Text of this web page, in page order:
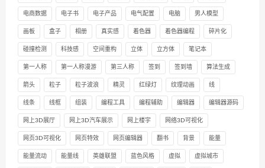
电商数据 电子书 电子产品 电气配置 电脑 男人模型
画板 盒子 相册 真实感 着色器 着色器编程 碎片化
碰撞检测 科技感 空间重构 立体 立方体 笔记本
第一人称 第一人称漫游 第三人称 签到 签到墙 算法生成
箭头 粒子 粒子波浪 精灵 红绿灯 纹理动画 线
线条 线框 组装 编程工具 编程辅助 编辑器 编辑器源码
网上3D展厅 网上3D汽车展示 网上楼宇 网络3D可视化
网页3D可视化 网页特效 网页编辑器 翻书 背景 能量
能量流动 能量线 英雄联盟 蓝色风格 虚拟 虚拟城市